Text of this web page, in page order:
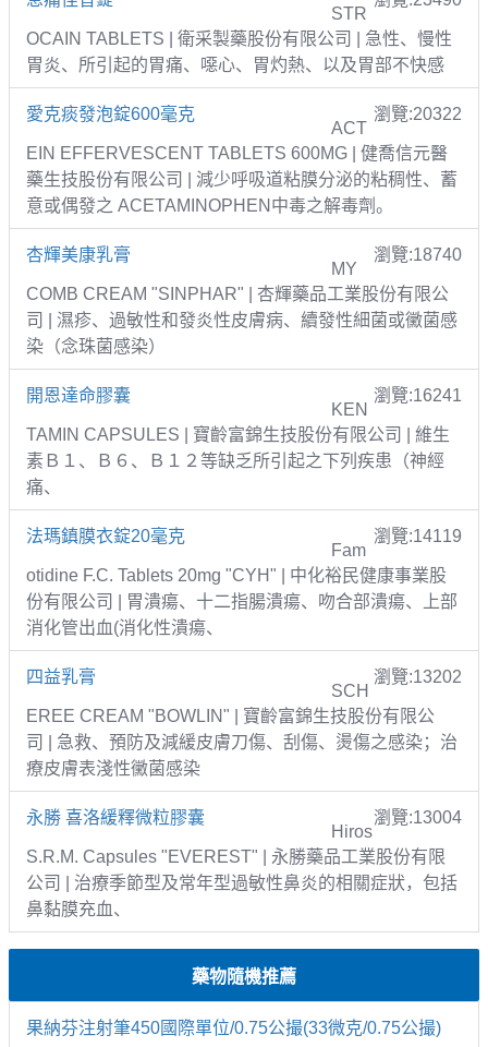
STR
OCAIN TABLETS | 衛采製藥股份有限公司 | 急性、慢性
胃炎、所引起的胃痛、噁心、胃灼熱、以及胃部不快感
愛克痰發泡錠600毫克 瀏覽:20322
ACT
EIN EFFERVESCENT TABLETS 600MG | 健喬信元醫
藥生技股份有限公司 | 減少呼吸道粘膜分泌的粘稠性、蓄
意或偶發之 ACETAMINOPHEN中毒之解毒劑。
杏輝美康乳膏 瀏覽:18740
MY
COMB CREAM "SINPHAR" | 杏輝藥品工業股份有限公
司 | 濕疹、過敏性和發炎性皮膚病、續發性細菌或黴菌感
染（念珠菌感染）
開恩達命膠囊 瀏覽:16241
KEN
TAMIN CAPSULES | 寶齡富錦生技股份有限公司 | 維生
素Ｂ１、Ｂ６、Ｂ１２等缺乏所引起之下列疾患（神經
痛、
法瑪鎮膜衣錠20毫克 瀏覽:14119
Fam
otidine F.C. Tablets 20mg "CYH" | 中化裕民健康事業股
份有限公司 | 胃潰瘍、十二指腸潰瘍、吻合部潰瘍、上部
消化管出血(消化性潰瘍、
四益乳膏 瀏覽:13202
SCH
EREE CREAM "BOWLIN" | 寶齡富錦生技股份有限公
司 | 急救、預防及減緩皮膚刀傷、刮傷、燙傷之感染；治
療皮膚表淺性黴菌感染
永勝 喜洛緩釋微粒膠囊 瀏覽:13004
Hiros
S.R.M. Capsules "EVEREST" | 永勝藥品工業股份有限
公司 | 治療季節型及常年型過敏性鼻炎的相關症狀，包括
鼻黏膜充血、
藥物隨機推薦
果納芬注射筆450國際單位/0.75公撮(33微克/0.75公撮)